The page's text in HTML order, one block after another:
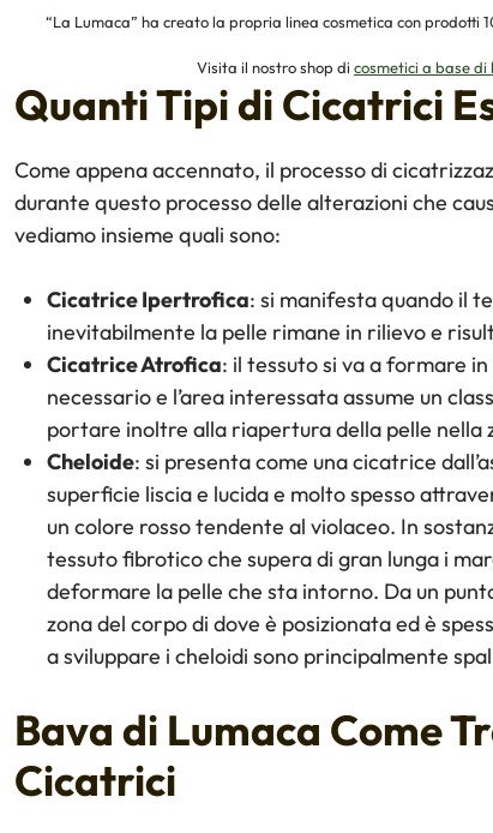
“La Lumaca” ha creato la propria linea cosmetica con
Visita il nostro shop di cosmetici a base
Quanti Tipi di Cicatrici
Come appena accennato, il processo di
durante questo processo delle alterazioni che
vediamo insieme quali sono:
Cicatrice Ipertrofica: si manifesta quando il
inevitabilmente la pelle rimane in rilievo e
Cicatrice Atrofica: il tessuto si va a formare
necessario e l’area interessata assume un
portare inoltre alla riapertura della pelle nella
Cheloide: si presenta come una cicatrice
superficie liscia e lucida e molto spesso
un colore rosso tendente al violaceo. In
tessuto fibrotico che supera di gran lunga i
deformare la pelle che sta intorno. Da un
zona del corpo di dove è posizionata ed è
a sviluppare i cheloidi sono principalmente
Bava di Lumaca Come
Cicatrici